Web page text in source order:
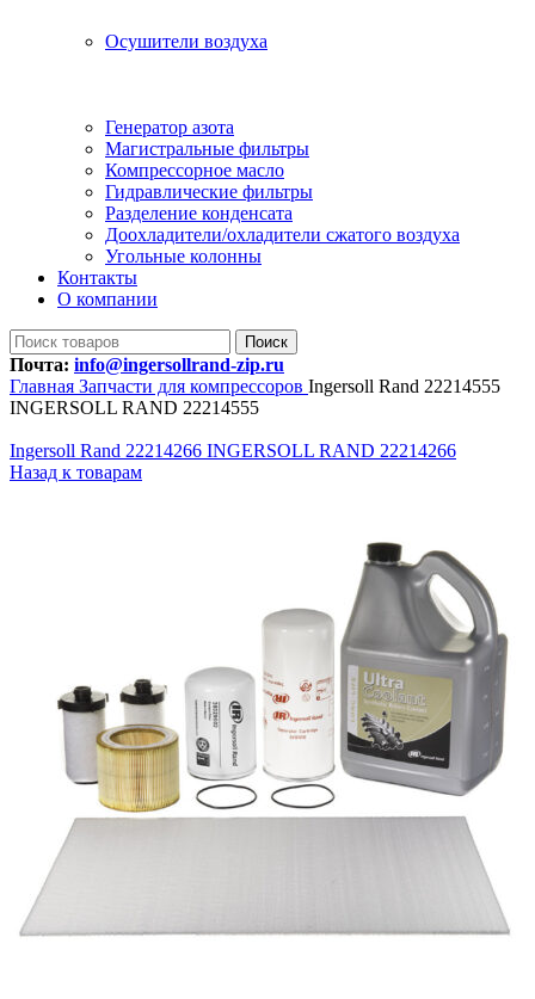
Осушители воздуха
Генератор азота
Магистральные фильтры
Компрессорное масло
Гидравлические фильтры
Разделение конденсата
Доохладители/охладители сжатого воздуха
Угольные колонны
Контакты
О компании
Поиск
Почта: info@ingersollrand-zip.ru
Главная Запчасти для компрессоров Ingersoll Rand 22214555
INGERSOLL RAND 22214555
Ingersoll Rand 22214266 INGERSOLL RAND 22214266
Назад к товарам